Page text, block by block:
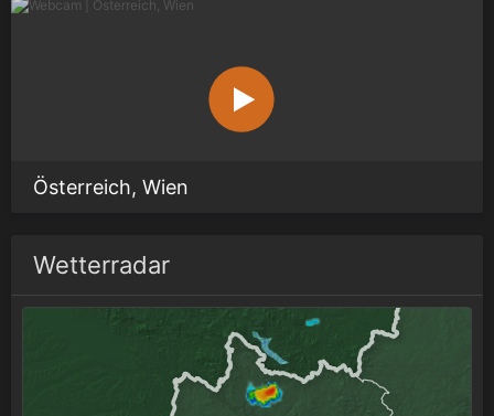
Österreich, Wien
Wetterradar